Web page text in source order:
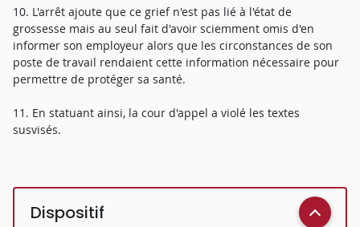
10. L'arrêt ajoute que ce grief n'est pas lié à l'état de
grossesse mais au seul fait d'avoir sciemment omis d'en
informer son employeur alors que les circonstances de son
poste de travail rendaient cette information nécessaire pour
permettre de protéger sa santé.
11. En statuant ainsi, la cour d'appel a violé les textes
susvisés.
Dispositif